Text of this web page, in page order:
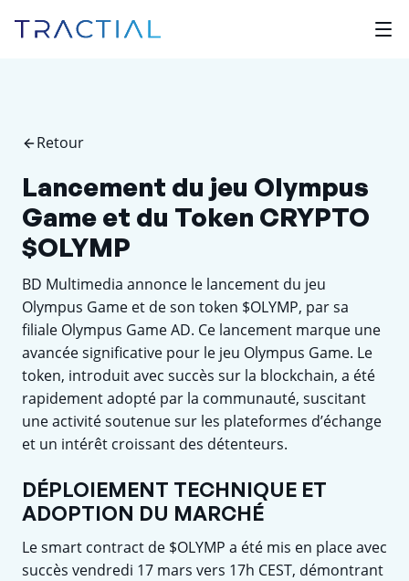
Retour
Lancement du jeu Olympus
Game et du Token CRYPTO
$OLYMP
BD Multimedia annonce le lancement du jeu
Olympus Game et de son token $OLYMP, par sa
filiale Olympus Game AD. Ce lancement marque une
avancée significative pour le jeu Olympus Game. Le
token, introduit avec succès sur la blockchain, a été
rapidement adopté par la communauté, suscitant
une activité soutenue sur les plateformes d’échange
et un intérêt croissant des détenteurs.
DÉPLOIEMENT TECHNIQUE ET
ADOPTION DU MARCHÉ
Le smart contract de $OLYMP a été mis en place avec
succès vendredi 17 mars vers 17h CEST, démontrant